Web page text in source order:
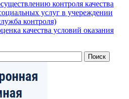
контроля качества
услуг в учереждении
контроля)
качества условий оказания